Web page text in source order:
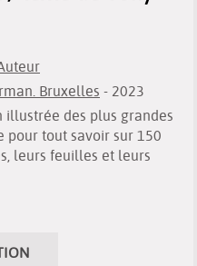
Bruxelles - 2023
illustrée des plus grandes
pour tout savoir sur 150
leurs feuilles et leurs